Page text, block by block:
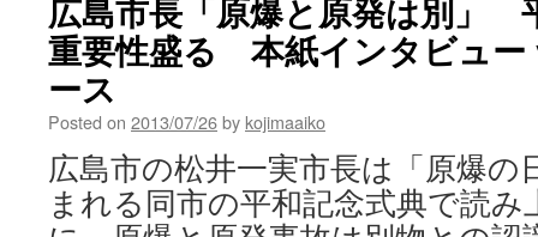
悼
式
典
ん
ざ
り
だ」
via
広島市長「原爆と原発は別」
重要性盛る 本紙インタビュー
ース
Posted on 2013/07/26by kojimaaiko
広島市の松井一実市長は「原爆の
まれる同市の平和記念式典で読